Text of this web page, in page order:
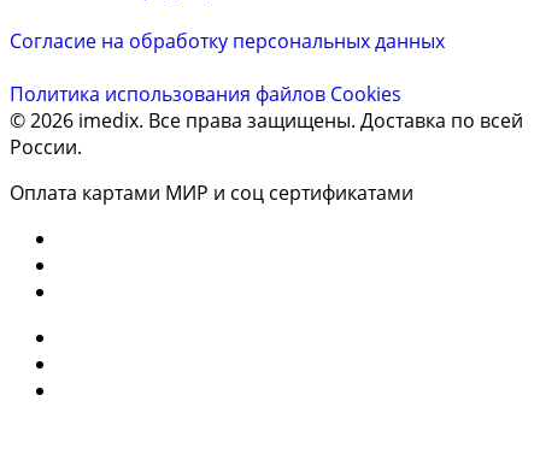
Согласие на обработку персональных данных
Политика использования файлов Cookies
© 2026 imedix. Все права защищены. Доставка по всей
России.
Оплата картами МИР и соц сертификатами